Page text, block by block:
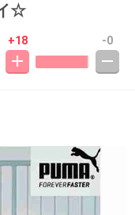
☆
+18 -0